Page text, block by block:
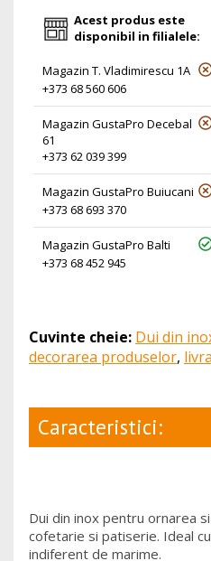
Acest produs este
disponibil in filialele:
Magazin T. Vladimirescu 1A
+373 68 560 606
Magazin GustaPro Decebal
61
+373 62 039 399
Magazin GustaPro Buiucani
+373 68 693 370
Magazin GustaPro Balti
+373 68 452 945
Cuvinte cheie: Dui din
decorarea produselor,
Caracteristici:
Dui din inox pentru ornarea
cofetarie si patiserie. Ideal
indiferent de marime.